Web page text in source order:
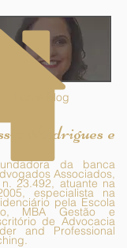
Home Blog
Rodrigues e
da banca
Associados,
23.492, atuante na
especialista na
pela Escola
MBA Gestão e
de Advocacia
and Professional